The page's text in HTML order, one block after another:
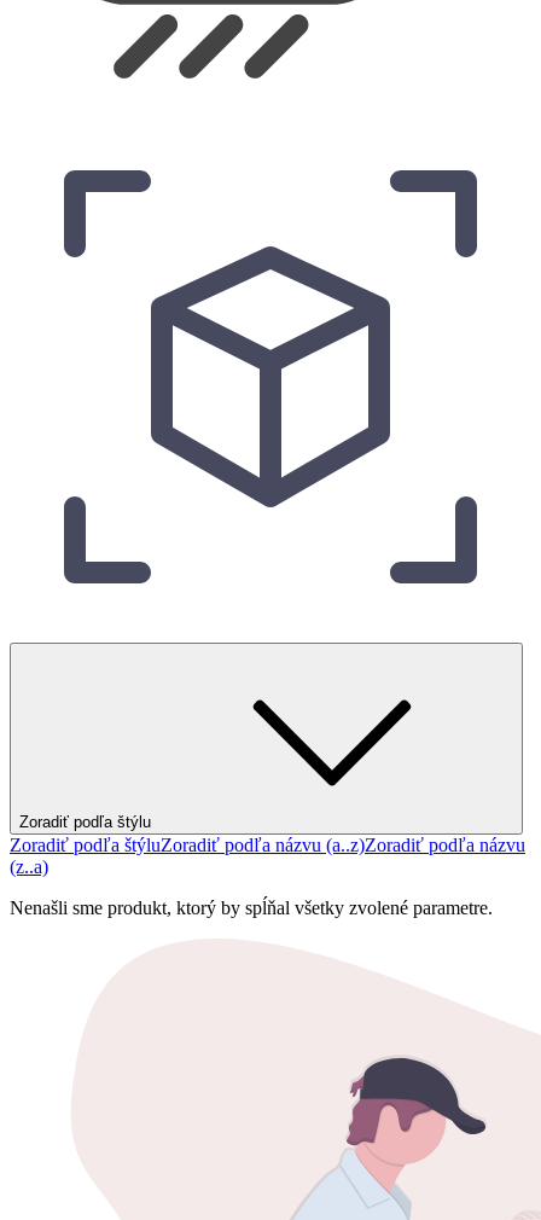
Zoradiť podľa štýlu
Zoradiť podľa štýluZoradiť podľa názvu (a..z)Zoradiť podľa názvu
(z..a)
Nenašli sme produkt, ktorý by spĺňal všetky zvolené parametre.